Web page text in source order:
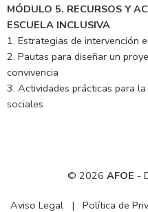
MÓDULO 5. RECURSOS Y
ESCUELA INCLUSIVA
1. Estrategias de intervención
2. Pautas para diseñar un
convivencia
3. Actividades prácticas para
sociales
© 2026 AFOE -
Aviso Legal| Política de